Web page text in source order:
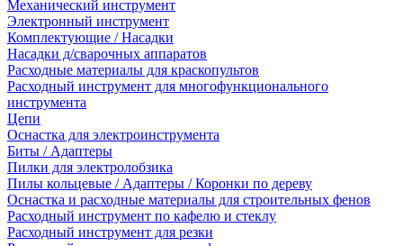
Механический инструмент
Электронный инструмент
Комплектующие / Насадки
Насадки д/сварочных аппаратов
Расходные материалы для краскопультов
Расходный инструмент для многофункционального
инструмента
Цепи
Оснастка для электроинструмента
Биты / Адаптеры
Пилки для электролобзика
Пилы кольцевые / Адаптеры / Коронки по дереву
Оснастка и расходные материалы для строительных фенов
Расходный инструмент по кафелю и стеклу
Расходный инструмент для резки